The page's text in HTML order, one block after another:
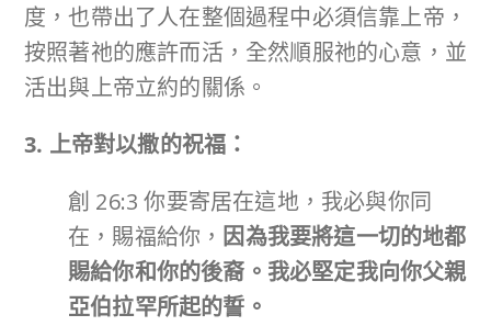
度，也帶出了人在整個過程中必須信靠上帝，
按照著祂的應許而活，全然順服祂的心意，並
活出與上帝立約的關係。
3. 上帝對以撒的祝福：
創 26:3 你要寄居在這地，我必與你同
在，賜福給你， 因為我要將這一切的地都
賜給你和你的後裔。我必堅定我向你父親
亞伯拉罕所起的誓。